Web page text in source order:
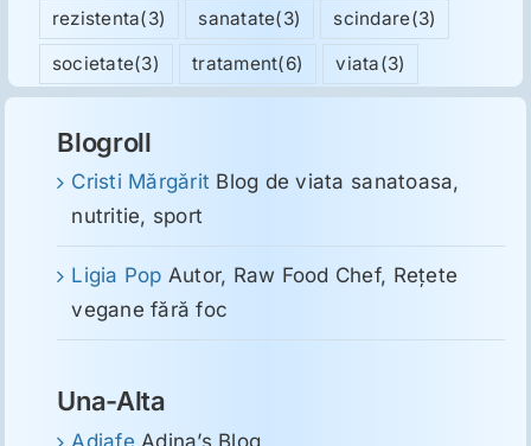
rezistenta(3) sanatate(3) scindare(3)
societate(3) tratament(6) viata(3)
Blogroll
Cristi Mărgărit Blog de viata sanatoasa,
nutritie, sport
Ligia Pop Autor, Raw Food Chef, Reţete
vegane fără foc
Una-Alta
Adiafe Adina’s Blog